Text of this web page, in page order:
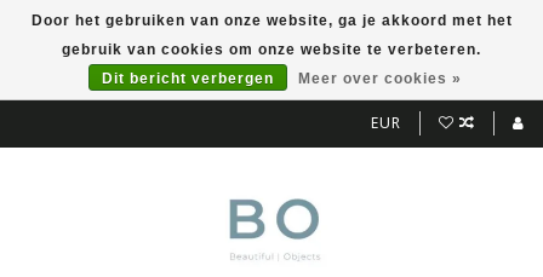
EUR
Door het gebruiken van onze website, ga je akkoord met het
gebruik van cookies om onze website te verbeteren.
Dit bericht verbergen
Meer over cookies »